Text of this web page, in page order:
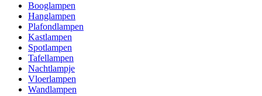
Booglampen
Hanglampen
Plafondlampen
Kastlampen
Spotlampen
Tafellampen
Nachtlampje
Vloerlampen
Wandlampen